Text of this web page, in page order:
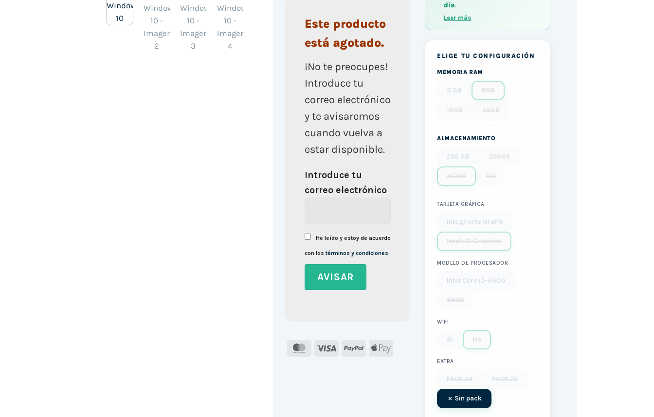
Este producto
está agotado.
¡No te preocupes!
Introduce tu
correo electrónico
y te avisaremos
cuando vuelva a
estar disponible.
Introduce tu
correo electrónico
He leído y estoy de acuerdo
con lostérminos y condiciones
MasterCard
Visa PayPal Apple
día.
Leer más
ELIGE TU CONFIGURACIÓN
MEMORIA RAM
8 GB 8GB
16GB 32GB
ALMACENAMIENTO
256 GB 256GB
512GB 1TB
TARJETA GRÁFICA
Integrierte Grafik
Intel HD Graphics
MODELO DE PROCESADOR
Intel Core i5-6600
6500
WIFI
Si No
EXTRA
PACK 24 PACK 22
Sin pack